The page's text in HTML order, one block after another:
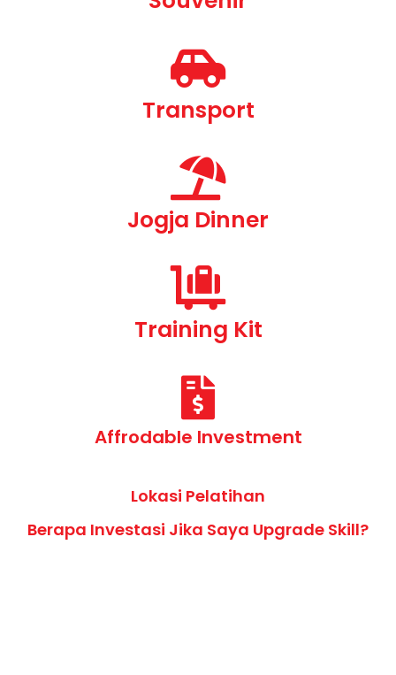
Transport
Jogja Dinner
Training Kit
Affrodable Investment
Lokasi Pelatihan
Berapa Investasi Jika Saya Upgrade Skill?